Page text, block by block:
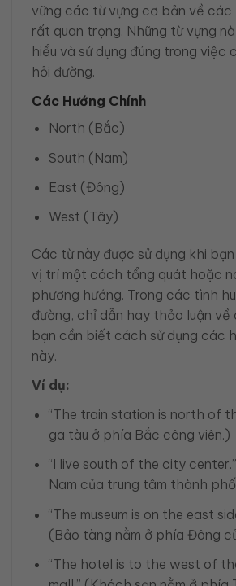
vững các từ vựng cơ bản về các
rất quan trọng. Những từ vựng
hiểu và sử dụng đúng trong việc
hỏi đường.
Các Hướng Chính
North (Bắc)
South (Nam)
East (Đông)
West (Tây)
Các từ này được sử dụng khi
vị trí một cách tổng quát hoặc
phương hướng. Trong các tình
đường, chỉ dẫn hay thảo luận về
bạn cần biết cách sử dụng các
này.
Ví dụ:
“The train station is north of
ga tàu ở phía Bắc công viên.)
“I live south of the city
Nam của trung tâm thành
“The museum is on the east
(Bảo tàng nằm ở phía Đông
“The hotel is to the west of